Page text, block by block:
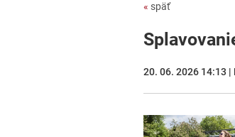
« späť
20. 06. 2026 14:13 |